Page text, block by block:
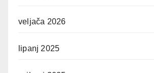
veljača 2026
lipanj 2025